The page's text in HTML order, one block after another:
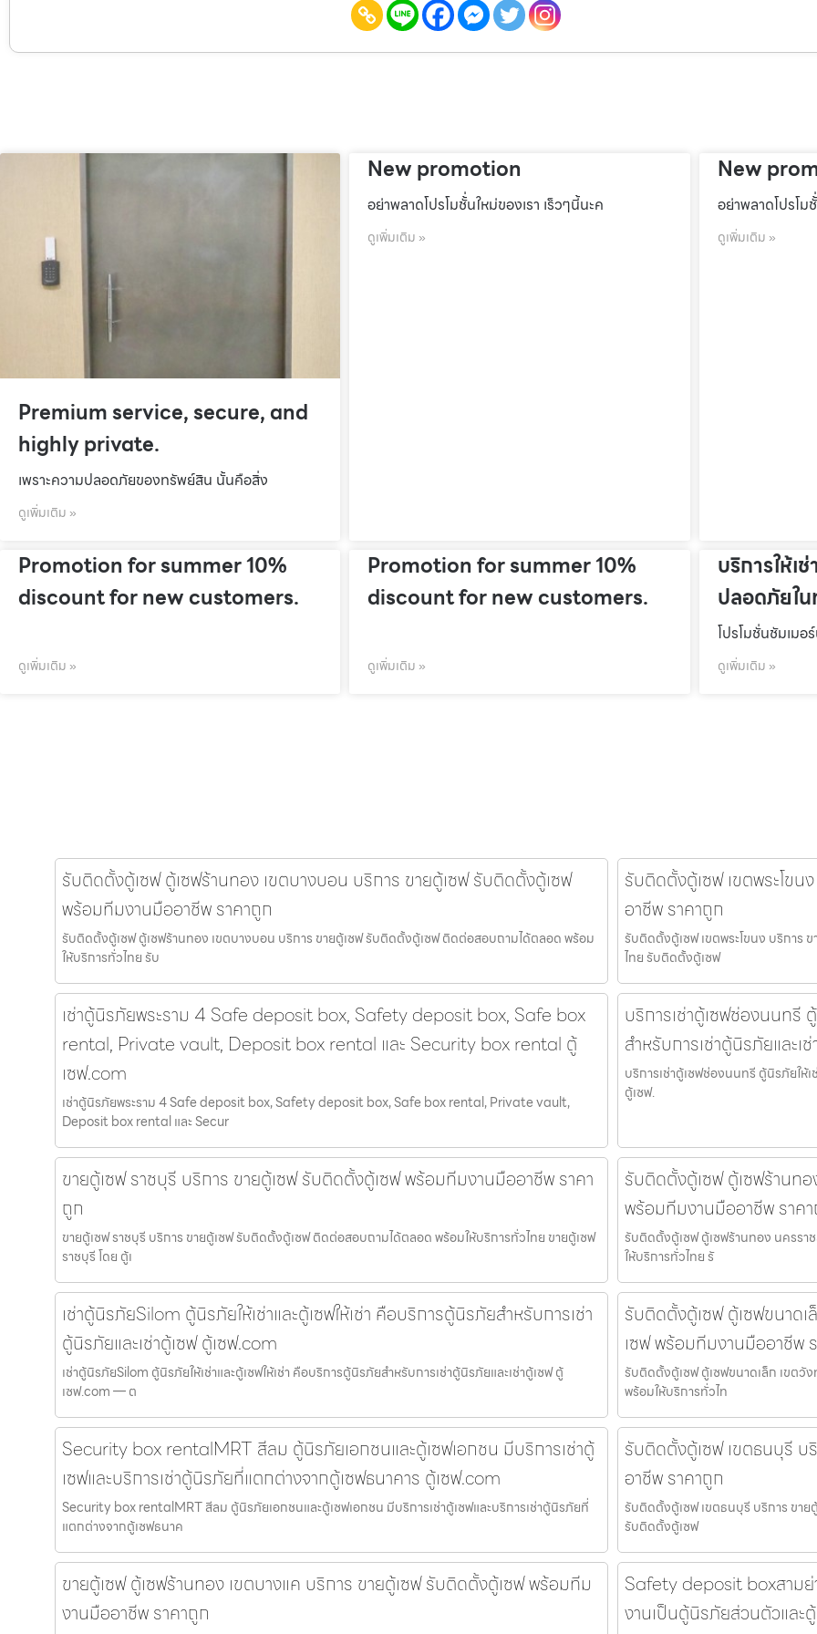
Premium service, secure, and
highly private.
เพราะความปลอดภัยของทรัพย์สิน นั้นคือสิ่ง
ดูเพิ่มเติม »
New promotion
อย่าพลาดโปรโมชั้่นใหม่ของเรา เร็วๆนี้นะค
ดูเพิ่มเติม »
New
อย่าพลาดโปรโม
ดูเพิ่มเติม »
Promotion for summer 10%
discount for new customers.
ดูเพิ่มเติม »
Promotion for summer 10%
discount for new customers.
ดูเพิ่มเติม »
บริการให้เ
ปลอดภัยใ
โปรโมชั่นชัมเมอ
ดูเพิ่มเติม »
รับติดตั้งตู้เซฟ ตู้เซฟร้านทอง เขตบางบอน บริการ ขายตู้เซฟ รับติดตั้งตู้เซฟ
พร้อมทีมงานมืออาชีพ ราคาถูก
รับติดตั้งตู้เซฟ ตู้เซฟร้านทอง เขตบางบอน บริการ ขายตู้เซฟ รับติดตั้งตู้เซฟ ติดต่อสอบถามได้ตลอด พร้อม
ให้บริการทั่วไทย รับ
รับติดตั้งตู้เซฟ เขตพระโข
อาชีพ ราคาถูก
รับติดตั้งตู้เซฟ เขตพระโขนง บริการ
ไทย รับติดตั้งตู้เซฟ
เช่าตู้นิรภัยพระราม 4 Safe deposit box, Safety deposit box, Safe box
rental, Private vault, Deposit box rental และ Security box rental ตู้
เซฟ.com
เช่าตู้นิรภัยพระราม 4 Safe deposit box, Safety deposit box, Safe box rental, Private vault,
Deposit box rental และ Secur
บริการเช่าตู้เซฟช่องนนทรี
สำหรับการเช่าตู้นิรภัยและเ
บริการเช่าตู้เซฟช่องนนทรี ตู้นิรภัยให้เ
ตู้เซฟ.
ขายตู้เซฟ ราชบุรี บริการ ขายตู้เซฟ รับติดตั้งตู้เซฟ พร้อมทีมงานมืออาชีพ ราคา
ถูก
ขายตู้เซฟ ราชบุรี บริการ ขายตู้เซฟ รับติดตั้งตู้เซฟ ติดต่อสอบถามได้ตลอด พร้อมให้บริการทั่วไทย ขายตู้เซฟ
ราชบุรี โดย ตู้เ
รับติดตั้งตู้เซฟ ตู้เซฟร้านท
พร้อมทีมงานมืออาชีพ ราค
รับติดตั้งตู้เซฟ ตู้เซฟร้านทอง นครร
ให้บริการทั่วไทย รั
เช่าตู้นิรภัยSilom ตู้นิรภัยให้เช่าและตู้เซฟให้เช่า คือบริการตู้นิรภัยสำหรับการเช่า
ตู้นิรภัยและเช่าตู้เซฟ ตู้เซฟ.com
เช่าตู้นิรภัยSilom ตู้นิรภัยให้เช่าและตู้เซฟให้เช่า คือบริการตู้นิรภัยสำหรับการเช่าตู้นิรภัยและเช่าตู้เซฟ ตู้
เซฟ.com — ต
รับติดตั้งตู้เซฟ ตู้เซฟขนาด
เซฟ พร้อมทีมงานมืออาชีพ
รับติดตั้งตู้เซฟ ตู้เซฟขนาดเล็ก เขต
พร้อมให้บริการทั่วไท
Security box rentalMRT สีลม ตู้นิรภัยเอกชนและตู้เซฟเอกชน มีบริการเช่าตู้
เซฟและบริการเช่าตู้นิรภัยที่แตกต่างจากตู้เซฟธนาคาร ตู้เซฟ.com
Security box rentalMRT สีลม ตู้นิรภัยเอกชนและตู้เซฟเอกชน มีบริการเช่าตู้เซฟและบริการเช่าตู้นิรภัยที่
แตกต่างจากตู้เซฟธนาค
รับติดตั้งตู้เซฟ เขตธนบุรี
อาชีพ ราคาถูก
รับติดตั้งตู้เซฟ เขตธนบุรี บริการ ขา
รับติดตั้งตู้เซฟ
ขายตู้เซฟ ตู้เซฟร้านทอง เขตบางแค บริการ ขายตู้เซฟ รับติดตั้งตู้เซฟ พร้อมทีม
งานมืออาชีพ ราคาถูก
Safety deposit boxสามย่
งานเป็นตู้นิรภัยส่วนตัวและ